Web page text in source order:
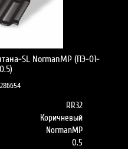
SL NormanMP (ПЭ-01-
RR32
Коричневый
NormanMP
0.5